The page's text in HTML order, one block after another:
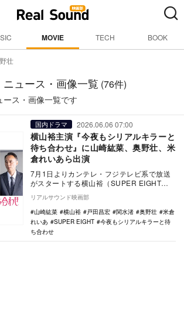
MOVIE TECH BOOK
壮
ュース・画像一覧 (76件)
ス・画像一覧です
国内ドラマ 2026.06.06 07:00
横山裕主演『今夜もシリアルキラーと
待ち合わせ』に山崎紘菜、奥野壮、米
倉れいあら出演
7月1日よりカンテレ・フジテレビ系で放送
がスタートする横山裕（SUPER EIGHT）
主演ドラマ『今夜もシリアルキラーと待ち
合わ…
リアルサウンド映画部
山崎紘菜
横山裕 戸田昌宏 関水渚 奥野壮
米倉
れいあ
SUPER EIGHT
今夜もシリアルキラーと待
ち合わせ